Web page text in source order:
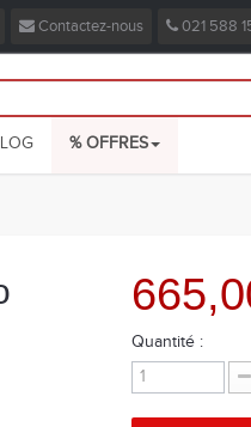
Contactez-nous 021 588
% OFFRES
Quantité :